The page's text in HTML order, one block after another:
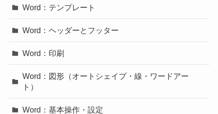
Word：テンプレート
Word：ヘッダーとフッター
Word：印刷
Word：図形（オートシェイプ・線・ワードアー
ト）
Word：基本操作・設定